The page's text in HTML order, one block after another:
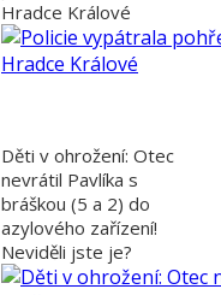
Hradce Králové
Děti v ohrožení: Otec
nevrátil Pavlíka s
bráškou (5 a 2) do
azylového zařízení!
Neviděli jste je?